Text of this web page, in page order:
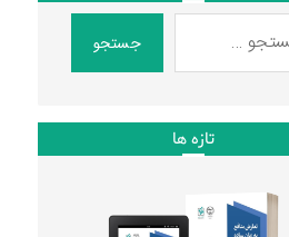
جستجو
تازه ها